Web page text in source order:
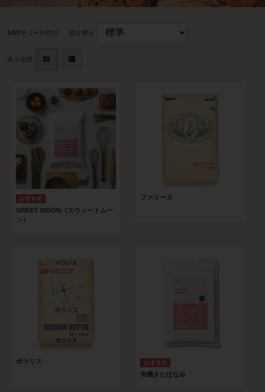
14件中 1〜14件目 並び替え
表示切替
SWEET MOON（スウィートムー
ン）
ファリーヌ
ポラリス
有機きたほなみ